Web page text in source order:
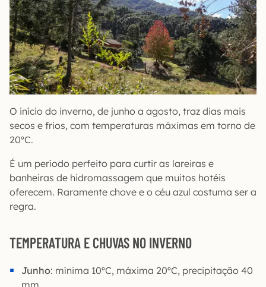
O início do inverno, de junho a agosto, traz dias mais
secos e frios, com temperaturas máximas em torno de
20ºC.
É um período perfeito para curtir as lareiras e
banheiras de hidromassagem que muitos hotéis
oferecem. Raramente chove e o céu azul costuma ser a
regra.
TEMPERATURA E CHUVAS NO INVERNO
Junho: mínima 10ºC, máxima 20ºC, precipitação 40
mm